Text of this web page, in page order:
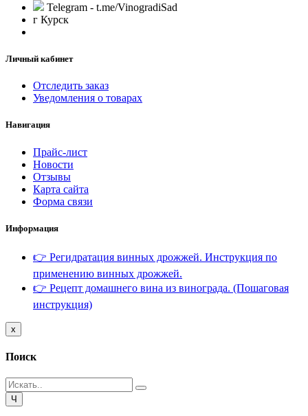
Telegram - t.me/VinogradiSad
г Курск
Личный кабинет
Отследить заказ
Уведомления о товарах
Навигация
Прайс-лист
Новости
Отзывы
Карта сайта
Форма связи
Информация
👉 Регидратация винных дрожжей. Инструкция по
применению винных дрожжей.
👉 Рецепт домашнего вина из винограда. (Пошаговая
инструкция)
x
Поиск
Ч